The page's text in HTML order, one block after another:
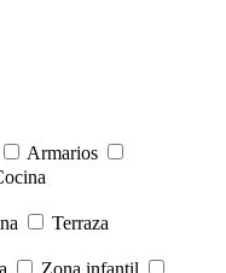
Armarios
Terraza
Zona infantil